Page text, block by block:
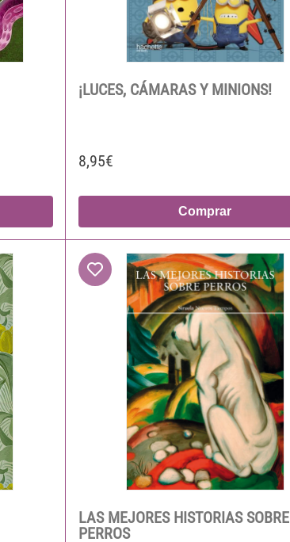
¡LUCES, CÁMARAS Y MINIONS!
8,95€
Comprar
LAS MEJORES HISTORIAS SOBRE
PERROS